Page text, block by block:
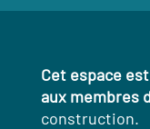
Cet espace
aux membres
construction.